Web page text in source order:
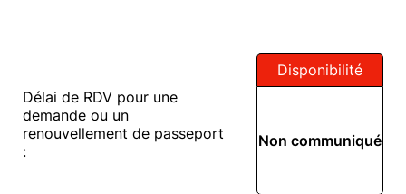
Délai de RDV pour une
demande ou un
renouvellement de passeport
:
Disponibilité
Non communiqué